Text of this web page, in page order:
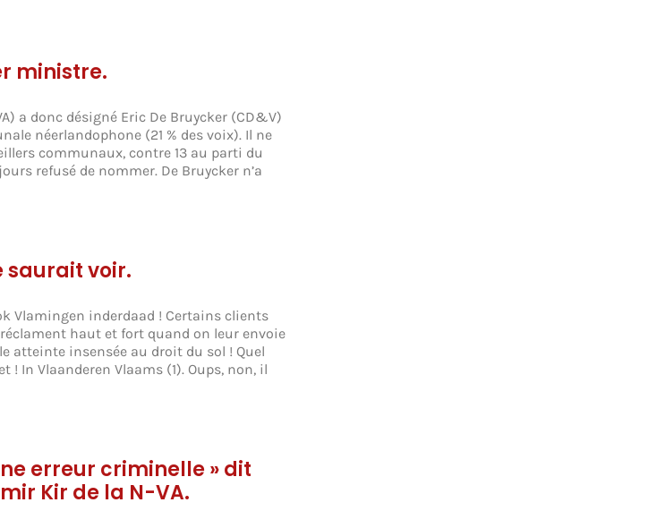
ministre.
a donc désigné Eric De Bruycker (CD&V)
néerlandophone (21 % des voix). Il ne
communaux, contre 13 au parti du
refusé de nommer. De Bruycker n’a
saurait voir.
Vlamingen inderdaad ! Certains clients
haut et fort quand on leur envoie
atteinte insensée au droit du sol ! Quel
In Vlaanderen Vlaams (1). Oups, non, il
erreur criminelle » dit
Kir de la N-VA.